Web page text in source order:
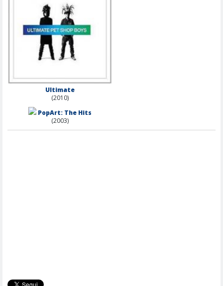
Ultimate
(2010)
PopArt: The Hits
(2003)